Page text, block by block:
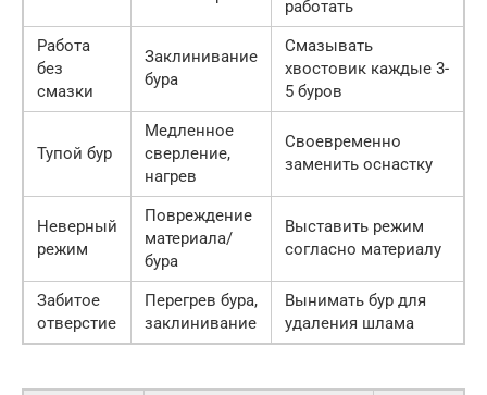
работать
Работа
без
смазки
Заклинивание
бура
Смазывать
хвостовик каждые 3-
5 буров
Тупой бур
Медленное
сверление,
нагрев
Своевременно
заменить оснастку
Неверный
режим
Повреждение
материала/
бура
Выставить режим
согласно материалу
Забитое
отверстие
Перегрев бура,
заклинивание
Вынимать бур для
удаления шлама